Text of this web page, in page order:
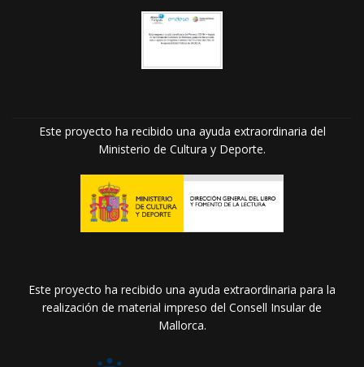
Este proyecto ha recibido una ayuda extraordinaria del
Ministerio de Cultura y Deporte.
Este proyecto ha recibido una ayuda extraordinaria para la
realización de material impreso del Consell Insular de
Mallorca.